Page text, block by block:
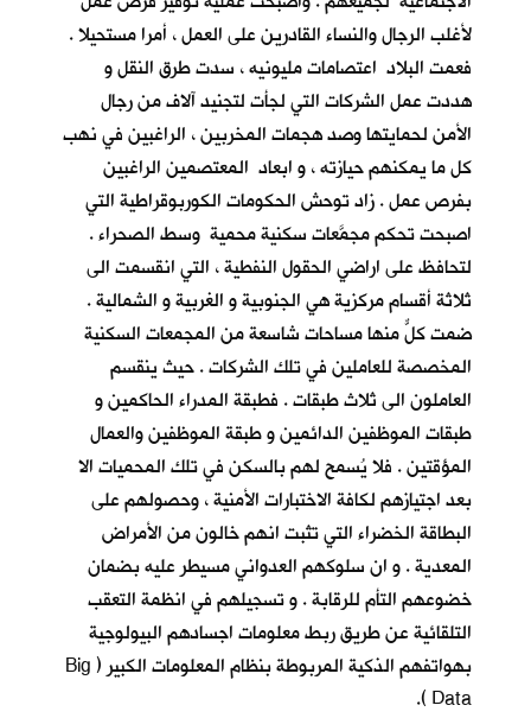
لأغلب الرجال والنساء القادرين على العمل ، أمرا مستحيلا .
فعمت البلاد اعتصامات مليونيه ، سدت طرق النقل و
هددت عمل الشركات التي لجأت لتجنيد آلاف من رجال
الأمن لحمايتها وصد هجمات المخربين ، الراغبين في نهب
كل ما يمكنهم حيازته ، و ابعاد المعتصمين الراغبين
بفرص عمل . زاد توحش الحكومات الكوربوقراطية التي
اصبحت تحكم مجمَّعات سكنية محمية وسط الصحراء .
لتحافظ على اراضي الحقول النفطية ، التي انقسمت الى
ثلاثة أقسام مركزية هي الجنوبية و الغربية و الشمالية .
ضمت كلٌّ منها مساحات شاسعة من المجمعات السكنية
المخصصة للعاملين في تلك الشركات . حيث ينقسم
العاملون الى ثلاث طبقات . فطبقة المدراء الحاكمين و
طبقات الموظفين الدائمين و طبقة الموظفين والعمال
المؤقتين . فلا يُسمح لهم بالسكن في تلك المحميات الا
بعد اجتيازهم لكافة الاختبارات الأمنية ، وحصولهم على
البطاقة الخضراء التي تثبت انهم خالون من الأمراض
المعدية . و ان سلوكهم العدواني مسيطر عليه بضمان
خضوعهم التأم للرقابة . و تسجيلهم في انظمة التعقب
التلقائية عن طريق ربط معلومات اجسادهم البيولوجية
بهواتفهم الذكية المربوطة بنظام المعلومات الكبير ( Big
Data ).